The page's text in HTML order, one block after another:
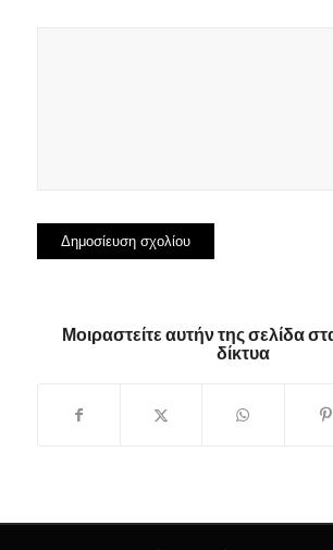
Μοιραστείτε αυτήν της σελίδα
δίκτυα